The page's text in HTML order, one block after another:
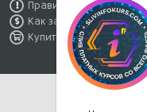
Правила форума
Как заработать
Купить премиум